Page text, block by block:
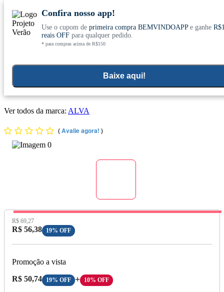
Conheça nosso site novo! E comemore com 0
Confira nosso app!
Use o cupom de primeira compra BEMVINDOAPPe ganhe
reais OFFpara qualquer pedido.
* para compras acima de R$150
Baixe aqui!
Desodorante Spray Cristal Natural Sem Perfume Vegano
Ver todos da marca: ALVA
(Avalie agora! )
Preço Original:
R$ 69,27
Preço com Desconto:
R$ 56,38 19% OFF
Promoção a vista
Preço A Vista:
R$ 50,74 19% OFF + 10% OFF